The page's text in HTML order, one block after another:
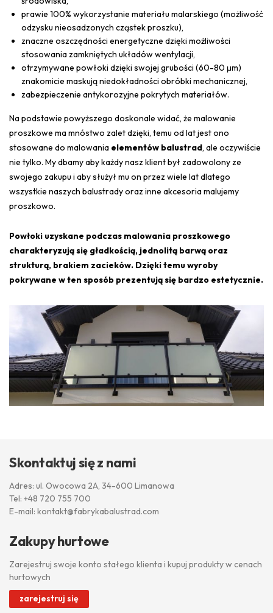
prawie 100% wykorzystanie materiału malarskiego (możliwość
odzysku nieosadzonych cząstek proszku),
znaczne oszczędności energetyczne dzięki możliwości
stosowania zamkniętych układów wentylacji,
otrzymywane powłoki dzięki swojej grubości (60-80 μm)
znakomicie maskują niedokładności obróbki mechanicznej,
zabezpieczenie antykorozyjne pokrytych materiałów.
Na podstawie powyższego doskonale widać, że malowanie
proszkowe ma mnóstwo zalet dzięki, temu od lat jest ono
stosowane do malowania elementów balustrad, ale oczywiście
nie tylko. My dbamy aby każdy nasz klient był zadowolony ze
swojego zakupu i aby służył mu on przez wiele lat dlatego
wszystkie naszych balustrady oraz inne akcesoria malujemy
proszkowo.
Powłoki uzyskane podczas malowania proszkowego
charakteryzują się gładkością, jednolitą barwą oraz
strukturą, brakiem zacieków. Dzięki temu wyroby
pokrywane w ten sposób prezentują się bardzo estetycznie.
Skontaktuj się z nami
Adres: ul. Owocowa 2A, 34-600 Limanowa
Tel: +48 720 755 700
E-mail: kontakt@fabrykabalustrad.com
Zakupy hurtowe
Zarejestruj swoje konto stałego klienta i kupuj produkty w cenach
hurtowych
zarejestruj się